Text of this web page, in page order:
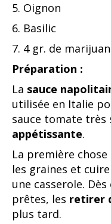
5. Oignon
6. Basilic
7. 4 gr. de
Préparation :
La sauce
utilisée en Italie
sauce tomate
appétissante.
La première
les graines et
une casserole.
prêtes, les retirer
plus tard.